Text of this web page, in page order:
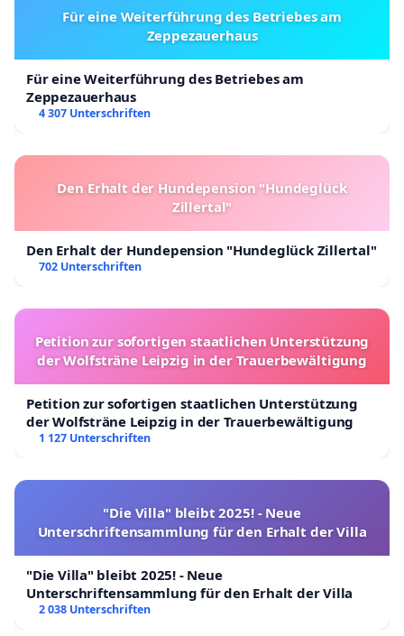
Für eine Weiterführung des Betriebes am
Zeppezauerhaus
Für eine Weiterführung des Betriebes am
Zeppezauerhaus
4 307 Unterschriften
Den Erhalt der Hundepension "Hundeglück
Zillertal"
Den Erhalt der Hundepension "Hundeglück Zillertal"
702 Unterschriften
Petition zur sofortigen staatlichen Unterstützung
der Wolfsträne Leipzig in der Trauerbewältigung
Petition zur sofortigen staatlichen Unterstützung
der Wolfsträne Leipzig in der Trauerbewältigung
1 127 Unterschriften
"Die Villa" bleibt 2025! - Neue
Unterschriftensammlung für den Erhalt der Villa
"Die Villa" bleibt 2025! - Neue
Unterschriftensammlung für den Erhalt der Villa
2 038 Unterschriften